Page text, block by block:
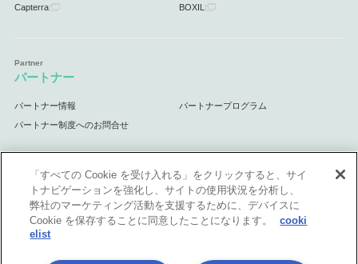
Capterra BOXIL
パートナー
パートナー情報 パートナープログラム
パートナー制度へのお問合せ
サポート
サポート情報
「すべての Cookie を受け入れる」をクリックすると、サイ
トナビゲーションを強化し、サイトの使用状況を分析し、
弊社のマーケティング活動を支援するために、デバイスに
Cookie を保存することに同意したことになります。
cooki
elist